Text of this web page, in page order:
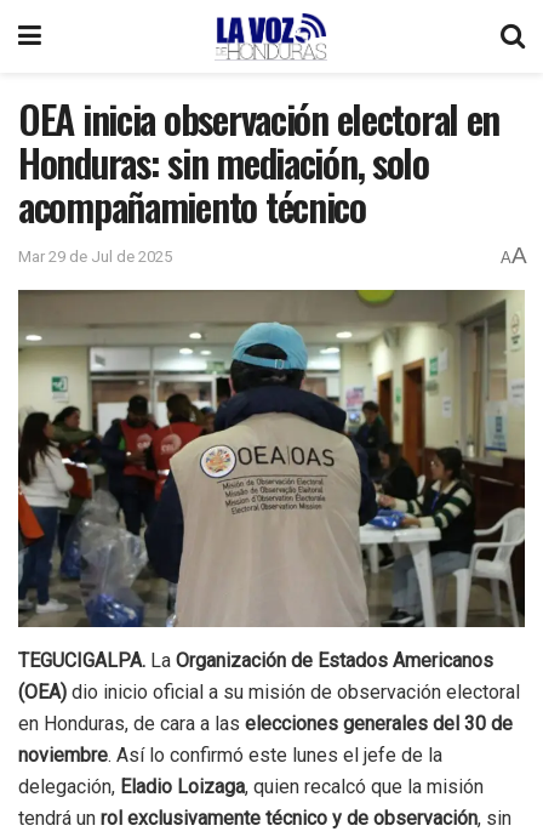
OEA inicia observación electoral en
Honduras: sin mediación, solo
acompañamiento técnico
Mar 29 de Jul de 2025 AA
TEGUCIGALPA. La Organización de Estados Americanos
(OEA) dio inicio oficial a su misión de observación electoral
en Honduras, de cara a las elecciones generales del 30 de
noviembre. Así lo confirmó este lunes el jefe de la
delegación, Eladio Loizaga, quien recalcó que la misión
tendrá un rol exclusivamente técnico y de observación, sin